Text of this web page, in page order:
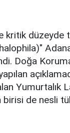
kritik düzeyde
Doğa
Yumurtalık
de nesli